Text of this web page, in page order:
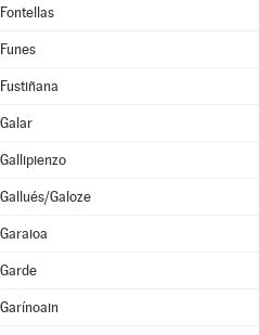
Fontellas
Funes
Fustiñana
Galar
Gallipienzo
Gallués/Galoze
Garaioa
Garde
Garínoain